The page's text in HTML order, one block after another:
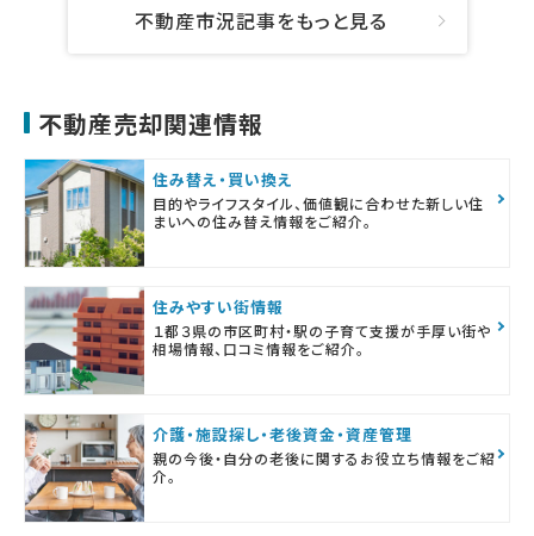
不動産市況記事をもっと見る
不動産売却関連情報
住み替え・買い換え
目的やライフスタイル、価値観に合わせた新しい住
まいへの住み替え情報をご紹介。
住みやすい街情報
１都３県の市区町村・駅の子育て支援が手厚い街や
相場情報、口コミ情報をご紹介。
介護・施設探し・老後資金・資産管理
親の今後・自分の老後に関するお役立ち情報をご紹
介。